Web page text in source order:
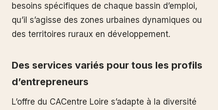
besoins spécifiques de chaque bassin d’emploi,
qu’il s’agisse des zones urbaines dynamiques ou
des territoires ruraux en développement.
Des services variés pour tous les profils
d’entrepreneurs
L’offre du CACentre Loire s’adapte à la diversité